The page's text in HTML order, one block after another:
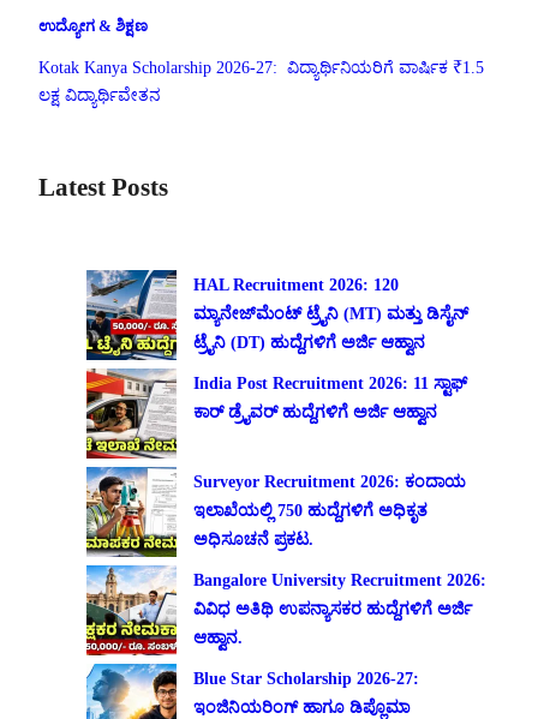
ಉದ್ಯೋಗ & ಶಿಕ್ಷಣ
Kotak Kanya Scholarship 2026-27: ವಿದ್ಯಾರ್ಥಿನಿಯರಿಗೆ ವಾರ್ಷಿಕ ₹1.5
ಲಕ್ಷ ವಿದ್ಯಾರ್ಥಿವೇತನ
Latest Posts
HAL Recruitment 2026: 120
ಮ್ಯಾನೇಜ್‌ಮೆಂಟ್ ಟ್ರೈನಿ (MT) ಮತ್ತು ಡಿಸೈನ್
ಟ್ರೈನಿ (DT) ಹುದ್ದೆಗಳಿಗೆ ಅರ್ಜಿ ಆಹ್ವಾನ
India Post Recruitment 2026: 11 ಸ್ಟಾಫ್
ಕಾರ್ ಡ್ರೈವರ್ ಹುದ್ದೆಗಳಿಗೆ ಅರ್ಜಿ ಆಹ್ವಾನ
Surveyor Recruitment 2026: ಕಂದಾಯ
ಇಲಾಖೆಯಲ್ಲಿ 750 ಹುದ್ದೆಗಳಿಗೆ ಅಧಿಕೃತ
ಅಧಿಸೂಚನೆ ಪ್ರಕಟ.
Bangalore University Recruitment 2026:
ವಿವಿಧ ಅತಿಥಿ ಉಪನ್ಯಾಸಕರ ಹುದ್ದೆಗಳಿಗೆ ಅರ್ಜಿ
ಆಹ್ವಾನ.
Blue Star Scholarship 2026-27:
ಇಂಜಿನಿಯರಿಂಗ್ ಹಾಗೂ ಡಿಪ್ಲೊಮಾ